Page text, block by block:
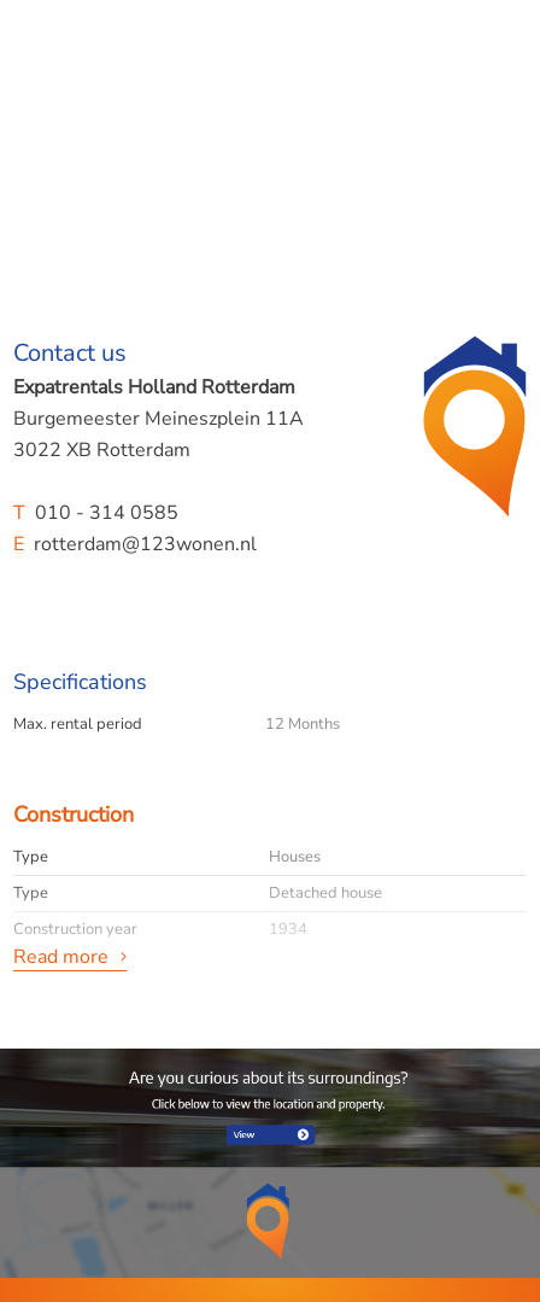
Contact us
Expatrentals Holland Rotterdam
Burgemeester Meineszplein 11A
3022 XB Rotterdam
T010 - 314 0585
Erotterdam@123wonen.nl
Specifications
Max. rental period 12 Months
Construction
Type
Houses
Type
Detached house
Construction year
1934
Immediately
12
Interior
Furnished
Read more